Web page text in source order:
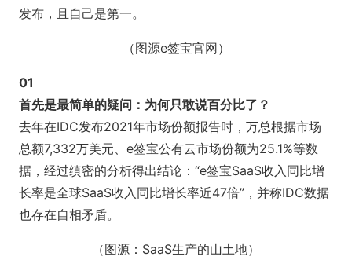
发布，且自己是第一。
（图源e签宝官网）
01
首先是最简单的疑问：为何只敢说百分比了？
去年在IDC发布2021年市场份额报告时，万总根据市场
总额7,332万美元、e签宝公有云市场份额为25.1%等数
据，经过缜密的分析得出结论：“e签宝SaaS收入同比增
长率是全球SaaS收入同比增长率近47倍”，并称IDC数据
也存在自相矛盾。
（图源：SaaS生产的山土地）